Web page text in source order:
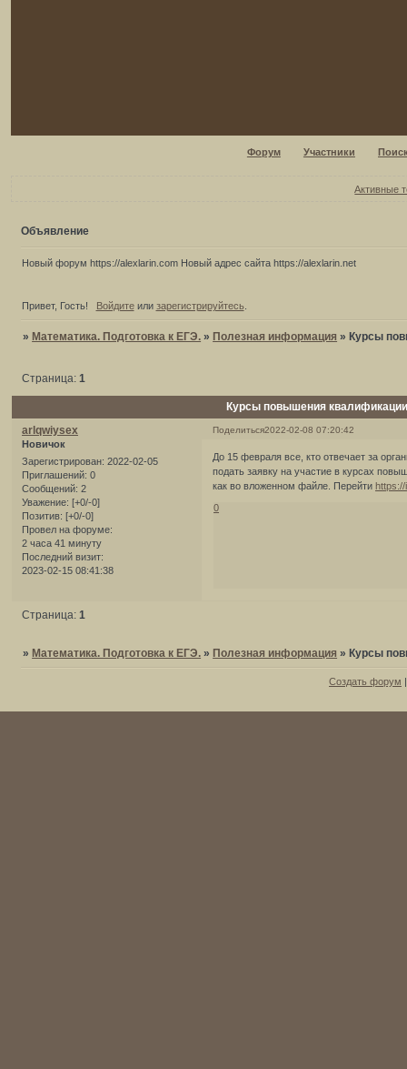
Форум Участники
Активные
Объявление
Новый форум https://alexlarin.com Новый адрес сайта https://alexlarin.net
Привет, Гость! Войдитеили зарегистрируйтесь.
»Математика. Подготовка к ЕГЭ. »Полезная информация »Курсы
Курсы повышения
Страница: 1
Поделиться2022-02-08 07:20:42
arlqwiysex
Новичок
Зарегистрирован: 2022-02-05
Приглашений: 0
Сообщений: 2
Уважение: [+0/-0]
Позитив: [+0/-0]
Провел на форуме:
2 часа 41 минуту
Последний визит:
2023-02-15 08:41:38
До 15 февраля все, кто отвечает за
подать заявку на участие в курсах
как во вложенном файле. Перейтиhttps://
0
Страница:1
» Математика. Подготовка к ЕГЭ. » Полезная информация » Курсы
Создать форум